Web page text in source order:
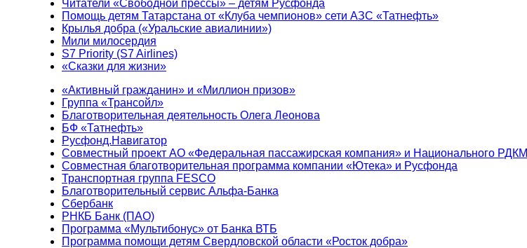
Читатели «Свободной прессы» – детям Русфонда
Помощь детям Татарстана от «Клуба чемпионов» сети АЗС «Татнефть»
Крылья добра («Уральские авиалинии»)
Мили милосердия
S7 Priority (S7 Airlines)
«Сказки для жизни»
«Активный гражданин» и «Миллион призов»
Группа «Трансойл»
Благотворительная деятельность Олега Леонова
БФ «Татнефть»
Русфонд.Навигатор
Совместный проект АО «Федеральная пассажирская компания» и Национального РДКМ
Совместная благотворительная программа компании «Ютека» и Русфонда
Транспортная группа FESCO
Благотворительный сервис Альфа-Банка
Сбербанк
РНКБ Банк (ПАО)
Программа «Мультибонус» от Банка ВТБ
Программа помощи детям Свердловской области «Росток добра»